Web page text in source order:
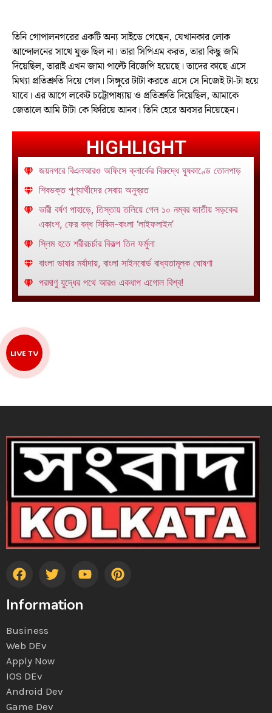
তিনি গোপালনগরের একটি অন্য সাইডে গেছেন, যেখানকার লোক
আন্দোলনের সাথে যুক্ত ছিল না। তারা সিপিএম করত, তারা কিছু জমি
দিয়েছিল, তারাই এখন জামা পাল্টে বিজেপি হয়েছে। তাদের কাছে এসে
মিথ্যা প্রতিশ্রুতি দিয়ে গেল। সিঙ্গুরে টাটা করতে এসে সে নিজেই টা-টা হয়ে
যাবে। এর আগে লকেট চট্টোপাধ্যায় ও প্রতিশ্রুতি দিয়েছিল, আমাকে
জেতালে আমি টাটা কে ফিরিয়ে আনব। তিনি হেরে অবসর নিয়েছেন।
HIGHLIGHT
জয়নগরে বিএলআরও অফিসে ক্লার্কের বিরুদ্ধে ঘুষকাণ্ডে তোলপাড়
শিবভক্ত পুণ্যার্থীদের সেবায় অনুব্রত
ভারী বর্ষণ পাহাড়ে, তিস্তায় তলিয়ে গেল ১০ নম্বর জাতীয় সড়কের
একাংশ, ফের বন্ধ সিকিম-বাংলা ‘লাইফলাইন’
স্লিম হতে শরীরচর্চার বিকল্প তিন ফর্মুলা
বাংলা ভাষার মর্যাদায়, বাংলা সাইনবোর্ড বাধ্যতামূলক ঘোষণা
পরমাণু যুদ্ধের পথে আরও একধাপ এগোল বিশ্ব!
LIVE TV
Information
Business
Web DEv
Apply Now
IOS DEv
Android Dev
Game Dev